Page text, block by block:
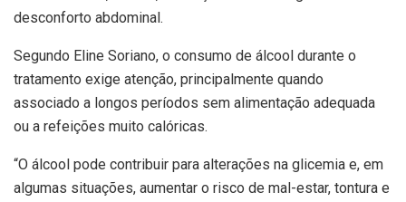
desconforto abdominal.
Segundo Eline Soriano, o consumo de álcool durante o
tratamento exige atenção, principalmente quando
associado a longos períodos sem alimentação adequada
ou a refeições muito calóricas.
“O álcool pode contribuir para alterações na glicemia e, em
algumas situações, aumentar o risco de mal-estar, tontura e